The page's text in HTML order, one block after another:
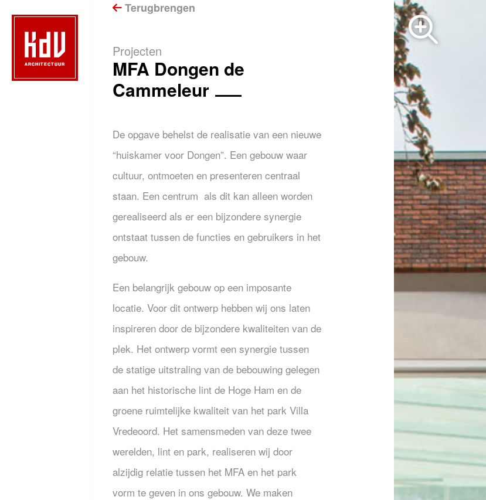
Terugbrengen
Projecten
MFA Dongen de
Cammeleur
De opgave behelst de realisatie van een nieuwe
“huiskamer voor Dongen”. Een gebouw waar
cultuur, ontmoeten en presenteren centraal
staan. Een centrum als dit kan alleen worden
gerealiseerd als er een bijzondere synergie
ontstaat tussen de functies en gebruikers in het
gebouw.
Een belangrijk gebouw op een imposante
locatie. Voor dit ontwerp hebben wij ons laten
inspireren door de bijzondere kwaliteiten van de
plek. Het ontwerp vormt een synergie tussen
de statige uitstraling van de bebouwing gelegen
aan het historische lint de Hoge Ham en de
groene ruimtelijke kwaliteit van het park Villa
Vredeoord. Het samensmeden van deze twee
werelden, lint en park, realiseren wij door
alzijdig relatie tussen het MFA en het park
vorm te geven in ons gebouw. We maken